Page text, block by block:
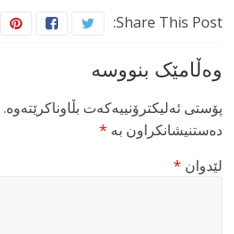
Share This Post:
وەڵامێک بنووسە
پۆستی ئەلیکترۆنییەکەت بڵاوناکرێتەوە.
دەستنیشانکراون بە *
لێدوان *